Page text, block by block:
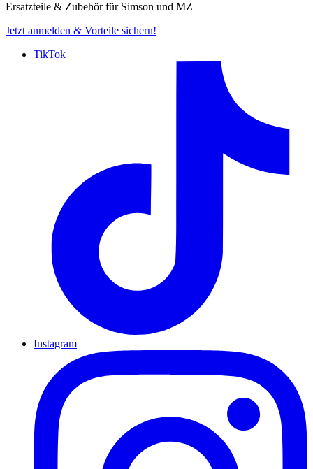
Ersatzteile & Zubehör für Simson und MZ
Jetzt anmelden & Vorteile sichern!
TikTok
Instagram